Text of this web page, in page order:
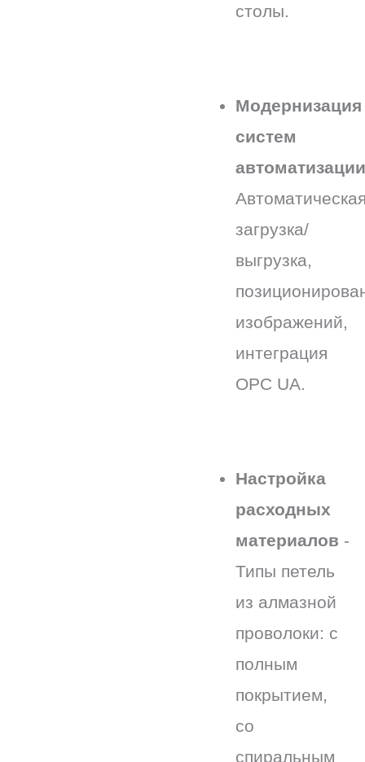
столы.
Модернизация
систем
автоматизации
загрузка/
выгрузка,
изображений,
интеграция
OPC UA.
Настройка
расходных
материалов -
Типы петель
из алмазной
проволоки: с
полным
покрытием,
со
спиральным